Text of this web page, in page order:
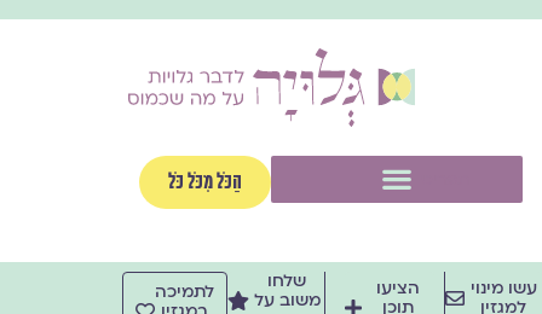
הַכֹּל מִכֹּל כֹּל
מינוי
למגזין
הציעו
תוכן
שלחו
משוב על
לתמיכה